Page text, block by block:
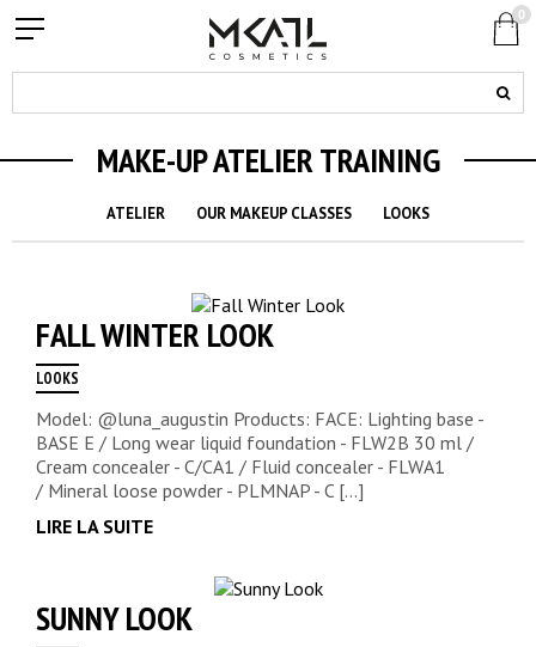
MAKE-UP ATELIER TRAINING
ATELIER OUR MAKEUP CLASSES LOOKS
FALL WINTER LOOK
LOOKS
Model: @luna_augustin Products: FACE: Lighting base -
BASE E / Long wear liquid foundation - FLW2B 30 ml /
Cream concealer - C/CA1 / Fluid concealer - FLWA1
/ Mineral loose powder - PLMNAP - C [...]
LIRE LA SUITE
SUNNY LOOK
0